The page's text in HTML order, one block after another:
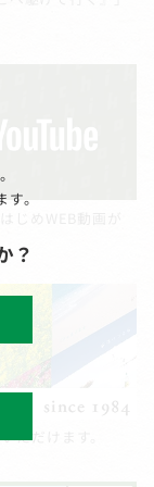
ただけます。
。
？